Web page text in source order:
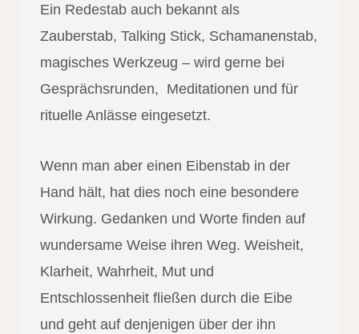
Ein Redestab auch bekannt als
Zauberstab, Talking Stick, Schamanenstab,
magisches Werkzeug – wird gerne bei
Gesprächsrunden, Meditationen und für
rituelle Anlässe eingesetzt.
Wenn man aber einen Eibenstab in der
Hand hält, hat dies noch eine besondere
Wirkung. Gedanken und Worte finden auf
wundersame Weise ihren Weg. Weisheit,
Klarheit, Wahrheit, Mut und
Entschlossenheit fließen durch die Eibe
und geht auf denjenigen über der ihn